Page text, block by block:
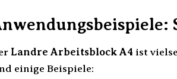
Landre Arbeitsblock A4 ist
einige Beispiele: